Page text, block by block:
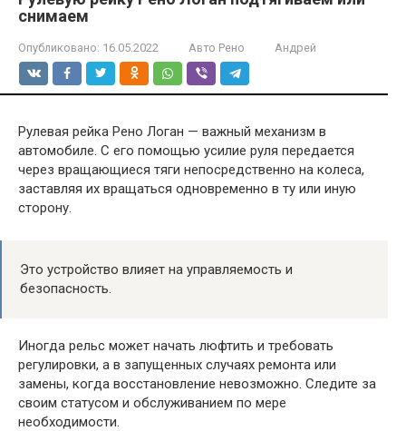
снимаем
Опубликовано: 16.05.2022 Авто Рено Андрей
Рулевая рейка Рено Логан — важный механизм в
автомобиле. С его помощью усилие руля передается
через вращающиеся тяги непосредственно на колеса,
заставляя их вращаться одновременно в ту или иную
сторону.
Это устройство влияет на управляемость и
безопасность.
Иногда рельс может начать люфтить и требовать
регулировки, а в запущенных случаях ремонта или
замены, когда восстановление невозможно. Следите за
своим статусом и обслуживанием по мере
необходимости.